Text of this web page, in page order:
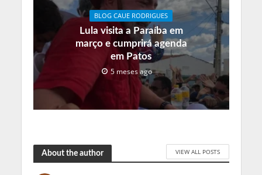
BLOG CAUE RODRIGUES
Lula visita a Paraíba em
março e cumprirá agenda
em Patos
5 meses ago
About the author VIEW ALL POSTS